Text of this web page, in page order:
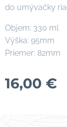
do umývačky
Objem: 330 ml
Výška: 95mm
Priemer: 82mm
16,00 €